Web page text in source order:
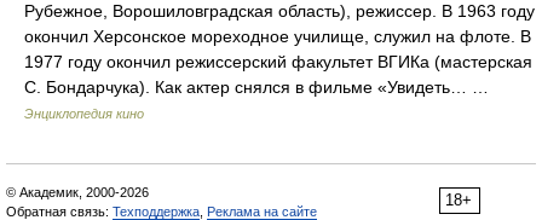
Рубежное, Ворошиловградская область), режиссер. В 1963 году
окончил Херсонское мореходное училище, служил на флоте. В
1977 году окончил режиссерский факультет ВГИКа (мастерская
С. Бондарчука). Как актер снялся в фильме «Увидеть… …
Энциклопедия кино
18+
© Академик, 2000-2026
Обратная связь: Техподдержка Реклама на сайте